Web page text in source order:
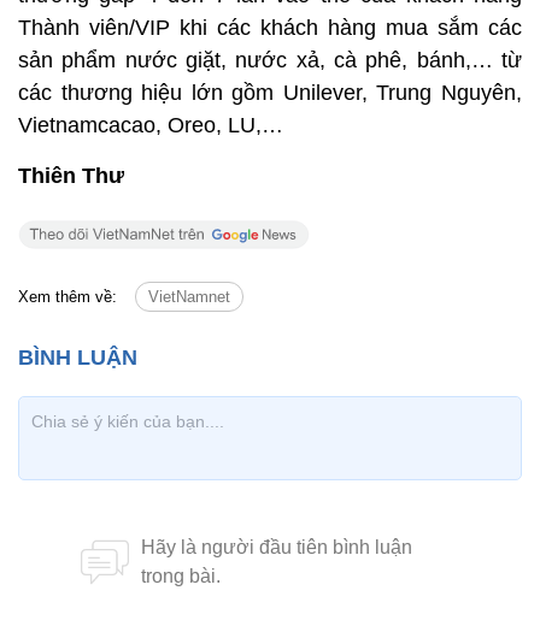
Thành viên/VIP khi các khách hàng mua sắm các
sản phẩm nước giặt, nước xả, cà phê, bánh,… từ
các thương hiệu lớn gồm Unilever, Trung Nguyên,
Vietnamcacao, Oreo, LU,…
Thiên Thư
Xem thêm về: VietNamnet